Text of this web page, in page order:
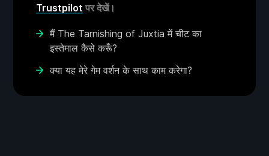
Trustpilot पर देखें।
मैं The Tarnishing of Juxtia में चीट का
इस्तेमाल कैसे करूँ?
क्या यह मेरे गेम वर्शन के साथ काम करेगा?